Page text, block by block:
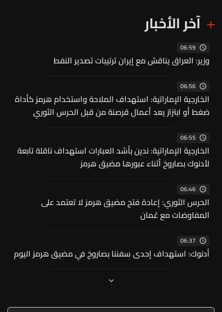
آخر الأخبار
06:59
وزير: العراق يناقش مع إيران ترتيبات تصدير النفط
06:56
الخارجية الإماراتية: استهداف الملاحة واستخدام هرمز كأداة
ضغط أو ابتزاز يعد أعمال قرصنة من قبل الحرس الثوري
06:55
الخارجية الإماراتية: ندين بأشد العبارات استهداف ناقلة تابعة
لأدنوك بصاروخ أثناء عبورها مضيق هرمز
06:46
الحرس الثوري: إعادة فتح مضيق هرمز لا تعتمد على
المفاوضات مع عُمان
06:37
أدنوك: استهداف إحدى سفننا بصاروخ في مضيق هرمز اليوم